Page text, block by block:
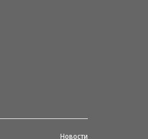
Новости